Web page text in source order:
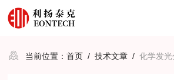
当前位置：首页 /技术文章 /化学发